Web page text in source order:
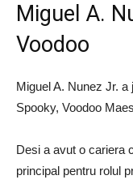
Miguel A.
Voodoo
Miguel A. Nunez Jr.
Spooky, Voodoo
Desi a avut o cariera
principal pentru rolul